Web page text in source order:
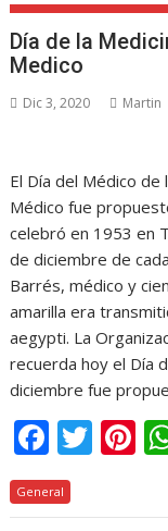
Día de la
Medico
Dic 3, 2020 Martin
El Día del Médico de
Médico fue
celebró en 1953 en
de diciembre de
Barrés, médico y
amarilla era
aegypti. La
recuerda hoy el Día
diciembre fue
F
ac
e
T
itt
Pi
General